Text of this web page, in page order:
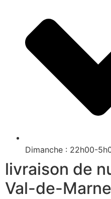
Dimanche : 22h00-
livraison de
Val-de-Marne